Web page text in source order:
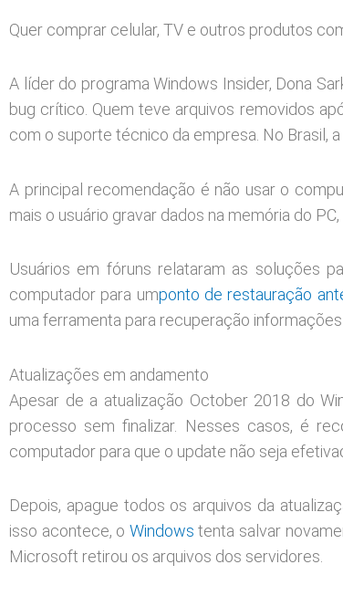
Quer comprar celular, TV e outros produtos
A líder do programa Windows Insider, Dona
bug crítico. Quem teve arquivos removidos
com o suporte técnico da empresa. No Brasil,
A principal recomendação é não usar o
mais o usuário gravar dados na memória do
Usuários em fóruns relataram as soluções
computador para umponto de restauração
uma ferramenta para recuperação
Atualizações em andamento
Apesar de a atualização October 2018 do
processo sem finalizar. Nesses casos, é
computador para que o update não seja
Depois, apague todos os arquivos da
isso acontece, o Windows tenta salvar
Microsoft retirou os arquivos dos servidores.